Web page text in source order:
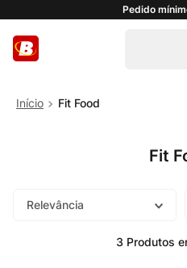
Pedido
Fit Food
Fit
Relevância
3 Produtos